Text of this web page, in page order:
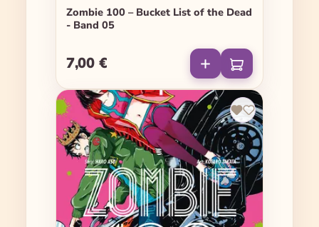
Zombie 100 – Bucket List of the Dead
- Band 05
Regulärer Preis:
7,00 €